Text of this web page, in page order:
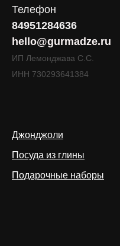
Телефон
84951284636
hello@gurmadze.ru
ИП Лемонджава С.С.
ИНН 730293641384
Джонджоли
Посуда из глины
Подарочные наборы